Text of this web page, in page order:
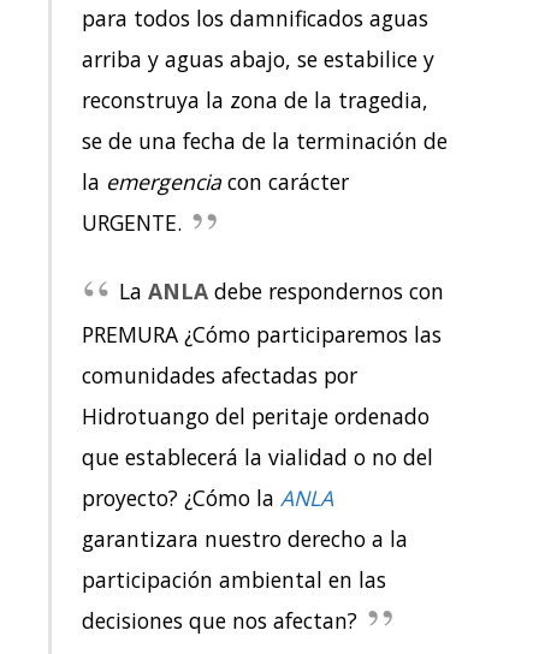
para todos los damnificados aguas
arriba y aguas abajo, se estabilice y
reconstruya la zona de la tragedia,
se de una fecha de la terminación de
la emergencia con carácter
URGENTE.
La ANLA debe respondernos con
PREMURA ¿Cómo participaremos las
comunidades afectadas por
Hidrotuango del peritaje ordenado
que establecerá la vialidad o no del
proyecto? ¿Cómo la ANLA
garantizara nuestro derecho a la
participación ambiental en las
decisiones que nos afectan?